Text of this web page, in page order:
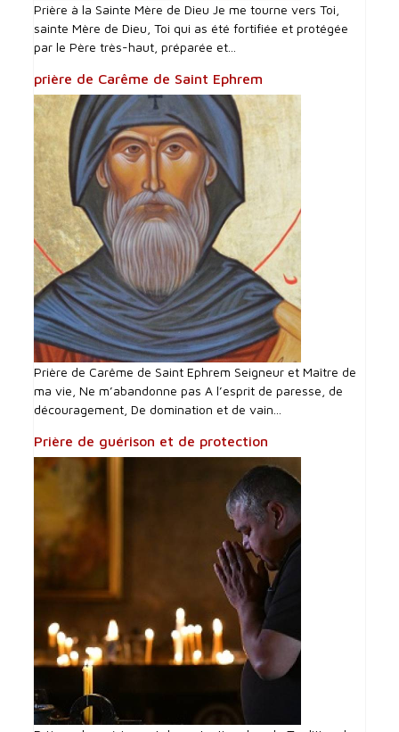
Prière à la Sainte Mère de Dieu Je me tourne vers Toi,
sainte Mère de Dieu, Toi qui as été fortifiée et protégée
par le Père très-haut, préparée et...
prière de Carême de Saint Ephrem
Prière de Carême de Saint Ephrem Seigneur et Maître de
ma vie, Ne m’abandonne pas A l’esprit de paresse, de
découragement, De domination et de vain...
Prière de guérison et de protection